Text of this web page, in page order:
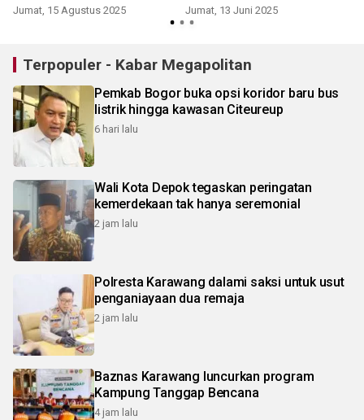
Jumat, 15 Agustus 2025 Jumat, 13 Juni 2025
Terpopuler - Kabar Megapolitan
Pemkab Bogor buka opsi koridor baru bus
listrik hingga kawasan Citeureup
6 hari lalu
Wali Kota Depok tegaskan peringatan
kemerdekaan tak hanya seremonial
2 jam lalu
Polresta Karawang dalami saksi untuk usut
penganiayaan dua remaja
2 jam lalu
Baznas Karawang luncurkan program
Kampung Tanggap Bencana
4 jam lalu